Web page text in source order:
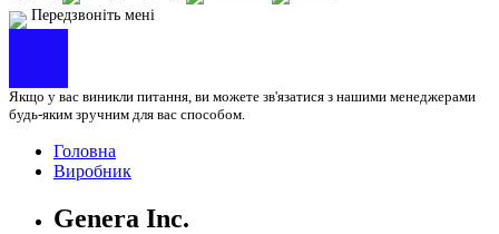
Передзвоніть мені
Якщо у вас виникли питання, ви можете зв'язатися з нашими менеджерами
будь-яким зручним для вас способом.
Головна
Виробник
Genera Inc.